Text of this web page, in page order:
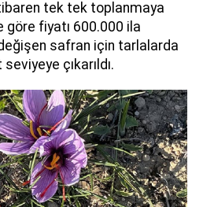
tek tek toplanmaya
fiyatı 600.000 ila
safran için tarlalarda
çıkarıldı.